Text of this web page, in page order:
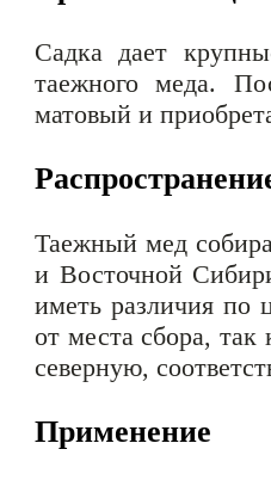
Садка дает
таежного меда.
матовый и
Таежный мед
и Восточной
иметь различия по
от места сбора,
северную,
Применение